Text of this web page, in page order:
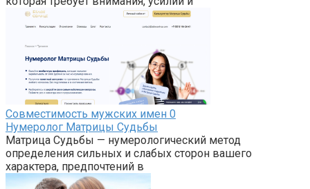
Совместимость мужских имен 0
Нумеролог Матрицы Судьбы
Матрица Судьбы — нумерологический метод
определения сильных и слабых сторон вашего
характера, предпочтений в